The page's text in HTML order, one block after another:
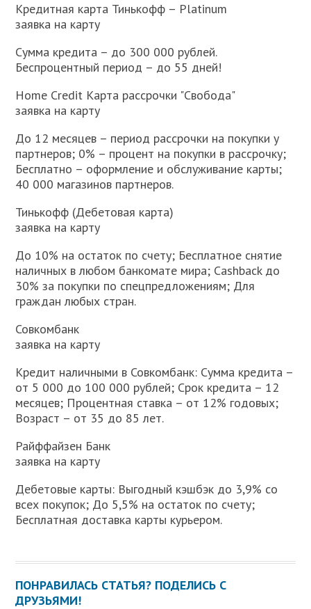
Кредитная карта Тинькофф – Platinum
заявка на карту
Сумма кредита – до 300 000 рублей.
Беспроцентный период – до 55 дней!
Home Credit Карта рассрочки "Свобода"
заявка на карту
До 12 месяцев – период рассрочки на покупки у
партнеров; 0% – процент на покупки в рассрочку;
Бесплатно – оформление и обслуживание карты;
40 000 магазинов партнеров.
Тинькофф (Дебетовая карта)
заявка на карту
До 10% на остаток по счету; Бесплатное снятие
наличных в любом банкомате мира; Cashback до
30% за покупки по спецпредложениям; Для
граждан любых стран.
Совкомбанк
заявка на карту
Кредит наличными в Совкомбанк: Сумма кредита –
от 5 000 до 100 000 рублей; Срок кредита – 12
месяцев; Процентная ставка – от 12% годовых;
Возраст – от 35 до 85 лет.
Райффайзен Банк
заявка на карту
Дебетовые карты: Выгодный кэшбэк до 3,9% со
всех покупок; До 5,5% на остаток по счету;
Бесплатная доставка карты курьером.
ПОНРАВИЛАСЬ СТАТЬЯ? ПОДЕЛИСЬ С
ДРУЗЬЯМИ!